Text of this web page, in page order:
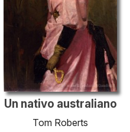
Un nativo australiano
Tom Roberts